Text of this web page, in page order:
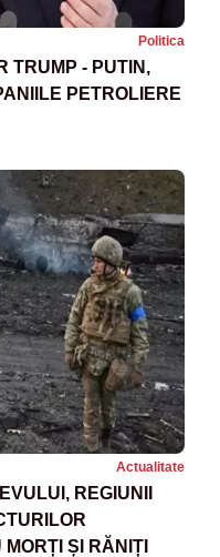
Politica
TRUMP - PUTIN,
PETROLIERE
Actualitate
REGIUNII
ȘI RĂNIȚI